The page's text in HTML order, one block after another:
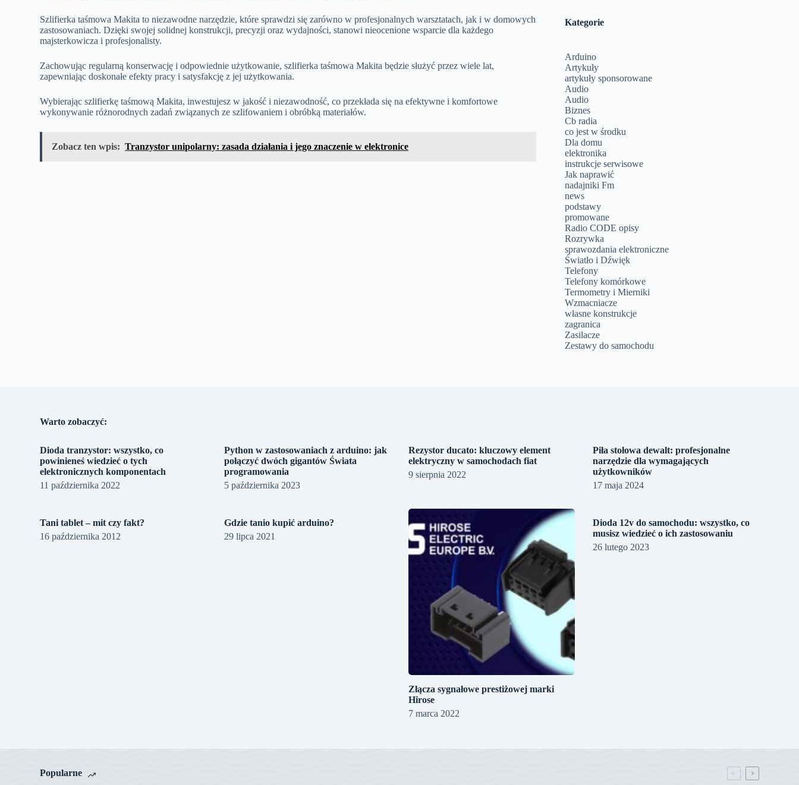
Szlifierka taśmowa Makita to niezawodne narzędzie, które sprawdzi się zarówno w profesjonalnych warsztatach, jak i w domowych
zastosowaniach. Dzięki swojej solidnej konstrukcji, precyzji oraz wydajności, stanowi nieocenione wsparcie dla każdego
majsterkowicza i profesjonalisty.
Zachowując regularną konserwację i odpowiednie użytkowanie, szlifierka taśmowa Makita będzie służyć przez wiele lat,
zapewniając doskonałe efekty pracy i satysfakcję z jej użytkowania.
Wybierając szlifierkę taśmową Makita, inwestujesz w jakość i niezawodność, co przekłada się na efektywne i komfortowe
wykonywanie różnorodnych zadań związanych ze szlifowaniem i obróbką materiałów.
Zobacz ten wpis: Tranzystor unipolarny: zasada działania i jego znaczenie w elektronice
Kategorie
Arduino
Artykuły
artykuły sponsorowane
Audio
Audio
Biznes
Cb radia
co jest w środku
Dla domu
elektronika
instrukcje serwisowe
Jak naprawić
nadajniki Fm
news
podstawy
promowane
Radio CODE opisy
Rozrywka
sprawozdania elektroniczne
Światło i Dźwięk
Telefony
Telefony komórkowe
Termometry i Mierniki
Wzmacniacze
własne konstrukcje
zagranica
Zasilacze
Zestawy do samochodu
Warto zobaczyć:
Dioda tranzystor: wszystko, co
powinieneś wiedzieć o tych
elektronicznych komponentach
11 października 2022
Python w zastosowaniach z arduino: jak
połączyć dwóch gigantów Świata
programowania
5 października 2023
Rezystor ducato: kluczowy element
elektryczny w samochodach fiat
9 sierpnia 2022
Piła stołowa dewalt: profesjonalne
narzędzie dla wymagających
użytkowników
17 maja 2024
Tani tablet – mit czy fakt?
16 października 2012
Gdzie tanio kupić arduino?
29 lipca 2021
Złącza sygnałowe prestiżowej marki
Hirose
7 marca 2022
Dioda 12v do samochodu: wszystko, co
musisz wiedzieć o ich zastosowaniu
26 lutego 2023
Popularne